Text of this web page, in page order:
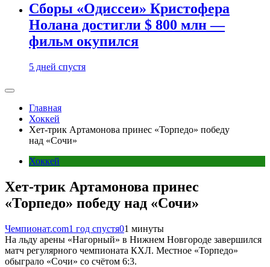
Сборы «Одиссеи» Кристофера
Нолана достигли $ 800 млн —
фильм окупился
5 дней спустя
Главная
Хоккей
Хет-трик Артамонова принес «Торпедо» победу
над «Сочи»
Хоккей
Хет-трик Артамонова принес
«Торпедо» победу над «Сочи»
Чемпионат.com1 год спустя01 минуты
На льду арены «Нагорный» в Нижнем Новгороде завершился
матч регулярного чемпионата КХЛ. Местное «Торпедо»
обыграло «Сочи» со счётом 6:3.